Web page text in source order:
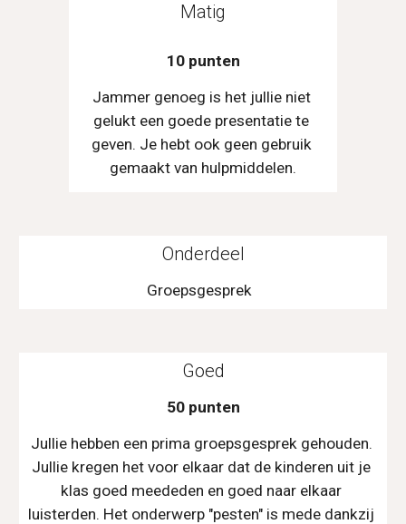
Matig
10 punten
Jammer genoeg is het jullie niet
gelukt een goede presentatie te
geven. Je hebt ook geen gebruik
gemaakt van hulpmiddelen.
Onderdeel
Groepsgesprek
Goed
50 punten
Jullie hebben een prima groepsgesprek gehouden.
Jullie kregen het voor elkaar dat de kinderen uit je
klas goed meededen en goed naar elkaar
luisterden. Het onderwerp "pesten" is mede dankzij